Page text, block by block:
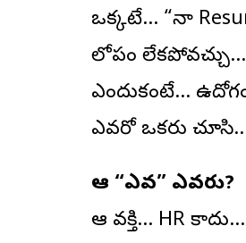
ఒక్కటే… “నా
లోపం
ఎందుకంటే…
ఎవరో ఒకరు చూసి…
ఆ “ఎవరో” ఎవరు?
ఆ వ్యక్తి… HR